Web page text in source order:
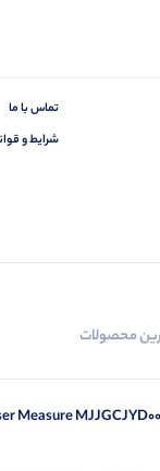
تماس با ما
شرایط و
محصولات